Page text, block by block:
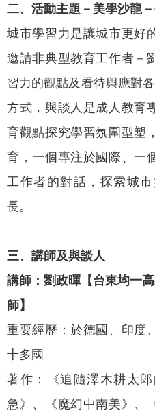
私
權
政
策
料
開
放
宣
二、活動主題－美學沙龍
城市學習力是讓城市更好
邀請非典型教育工作者－
習力的觀點及看待與應對
方式，與談人是成人教育
育觀點探究學習氛圍型塑
育，一個專注於國際、一
工作者的對話，探索城
長。
三、講師及與談人
講師：劉政暉 【台東均一
師】
重要經歷：於德國、印度
十多國
著作：《追隨澤木耕太
急》、《魔幻中南美》、